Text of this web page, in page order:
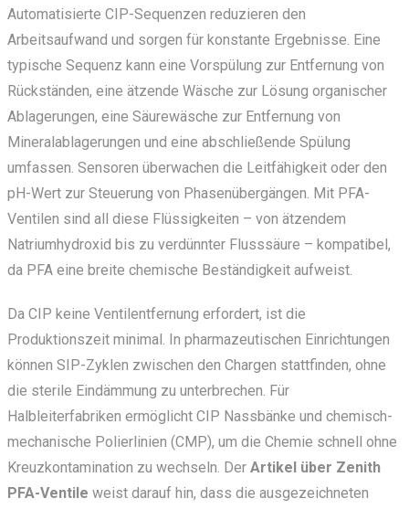
Automatisierte CIP-Sequenzen reduzieren den
Arbeitsaufwand und sorgen für konstante Ergebnisse. Eine
typische Sequenz kann eine Vorspülung zur Entfernung von
Rückständen, eine ätzende Wäsche zur Lösung organischer
Ablagerungen, eine Säurewäsche zur Entfernung von
Mineralablagerungen und eine abschließende Spülung
umfassen. Sensoren überwachen die Leitfähigkeit oder den
pH-Wert zur Steuerung von Phasenübergängen. Mit PFA-
Ventilen sind all diese Flüssigkeiten – von ätzendem
Natriumhydroxid bis zu verdünnter Flusssäure – kompatibel,
da PFA eine breite chemische Beständigkeit aufweist.
Da CIP keine Ventilentfernung erfordert, ist die
Produktionszeit minimal. In pharmazeutischen Einrichtungen
können SIP-Zyklen zwischen den Chargen stattfinden, ohne
die sterile Eindämmung zu unterbrechen. Für
Halbleiterfabriken ermöglicht CIP Nassbänke und chemisch-
mechanische Polierlinien (CMP), um die Chemie schnell ohne
Kreuzkontamination zu wechseln. Der Artikel über Zenith
PFA-Ventile weist darauf hin, dass die ausgezeichneten